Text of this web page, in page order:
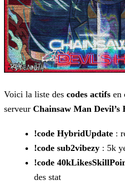
Voici la liste des codes actifs en
serveur Chainsaw Man Devil’s
!code HybridUpdate :
!code sub2vibezy : 5k
!code
des stat